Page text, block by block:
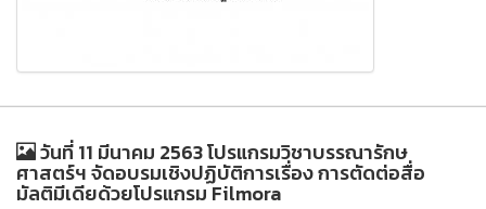
วันที่ 11 มีนาคม 2563 โปรแกรมวิชาบรรณารักษ
ศาสตร์ฯ จัดอบรมเชิงปฏิบัติการเรื่อง การตัดต่อสื่อ
มัลติมีเดียด้วยโปรแกรม Filmora